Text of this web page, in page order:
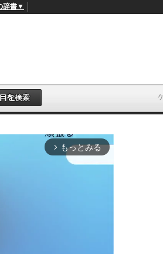
辞書▼
arrow_forward_ios もっとみる